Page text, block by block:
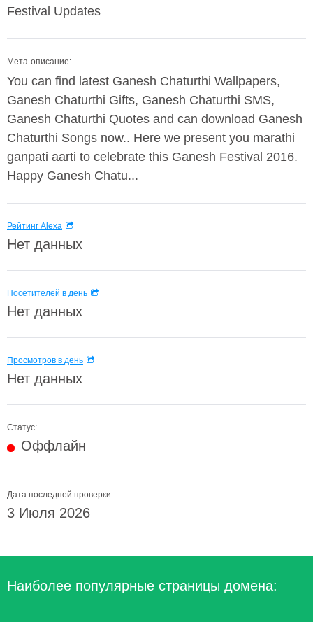
Festival Updates
Мета-описание:
You can find latest Ganesh Chaturthi Wallpapers,
Ganesh Chaturthi Gifts, Ganesh Chaturthi SMS,
Ganesh Chaturthi Quotes and can download Ganesh
Chaturthi Songs now.. Here we present you marathi
ganpati aarti to celebrate this Ganesh Festival 2016.
Happy Ganesh Chatu...
Рейтинг Alexa
Нет данных
Посетителей в день
Нет данных
Просмотров в день
Нет данных
Статус:
Оффлайн
Дата последней проверки:
3 Июля 2026
Наиболее популярные страницы домена: